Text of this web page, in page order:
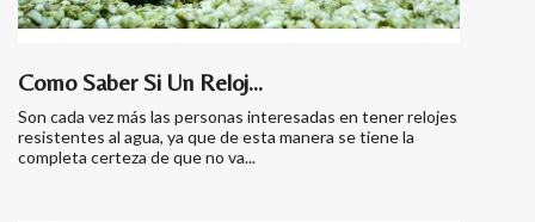
Como Saber Si Un Reloj...
Son cada vez más las personas interesadas en tener relojes
resistentes al agua, ya que de esta manera se tiene la
completa certeza de que no va...